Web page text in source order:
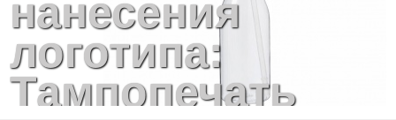
нанесения
логотипа:
Тампопечать